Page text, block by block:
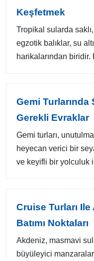
Keşfetmek
Tropikal sularda
egzotik balıklar, su
harikalarından biridir.
Gemi Turlarında
Gerekli Evraklar
Gemi turları,
heyecan verici bir
ve keyifli bir yolculuk
Cruise Turları
Batımı Noktaları
Akdeniz, masmavi
büyüleyici